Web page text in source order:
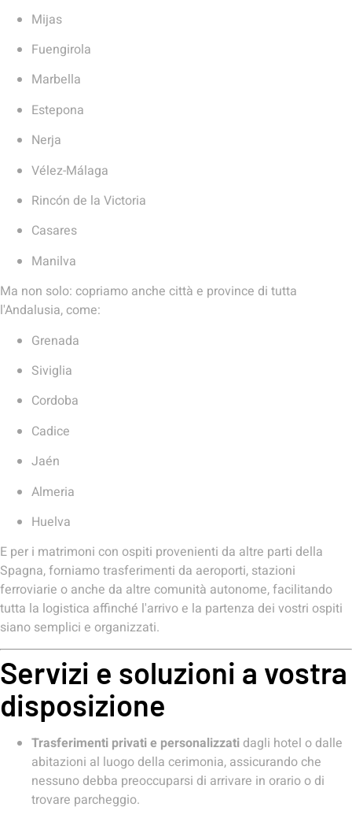
Mijas
Fuengirola
Marbella
Estepona
Nerja
Vélez-Málaga
Rincón de la Victoria
Casares
Manilva
Ma non solo: copriamo anche città e province di tutta
l'Andalusia, come:
Grenada
Siviglia
Cordoba
Cadice
Jaén
Almeria
Huelva
E per i matrimoni con ospiti provenienti da altre parti della
Spagna, forniamo trasferimenti da aeroporti, stazioni
ferroviarie o anche da altre comunità autonome, facilitando
tutta la logistica affinché l'arrivo e la partenza dei vostri ospiti
siano semplici e organizzati.
Servizi e soluzioni a vostra
disposizione
Trasferimenti privati e personalizzati dagli hotel o dalle
abitazioni al luogo della cerimonia, assicurando che
nessuno debba preoccuparsi di arrivare in orario o di
trovare parcheggio.